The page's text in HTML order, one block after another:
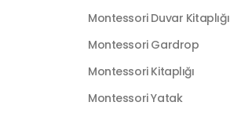
Montessori Duvar Kitaplığı
Montessori Gardrop
Montessori Kitaplığı
Montessori Yatak